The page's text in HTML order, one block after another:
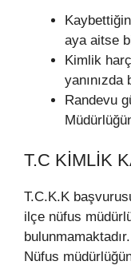
aya aitse
Kimlik
yanınızda
Randevu
T.C KIMLIK
T.C.K.K
ilçe nüfus
Nüfus